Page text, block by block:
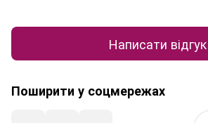
Написати відгук
Поширити у соцмережах